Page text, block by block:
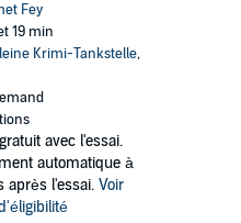
Fey
19 min
Krimi-Tankstelle,
avec l'essai.
automatique à
après l'essai. Voir